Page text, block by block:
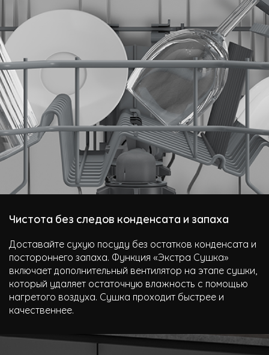
Чистота без следов конденсата и запаха
Доставайте сухую посуду без остатков конденсата и
постороннего запаха. Функция «Экстра Сушка»
включает дополнительный вентилятор на этапе сушки,
который удаляет остаточную влажность с помощью
нагретого воздуха. Сушка проходит быстрее и
качественнее.